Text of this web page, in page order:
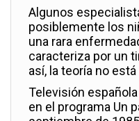
Algunos
posiblemente los
una rara
caracteriza por un
así, la teoría no
Televisión
en el programa Un